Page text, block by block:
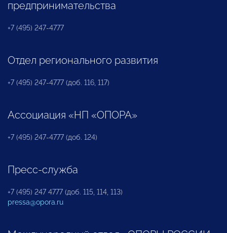
предпринимательства
+7 (495) 247-4777
Отдел регионального развития
+7 (495) 247-4777 (доб. 116, 117)
Ассоциация «НП «ОПОРА»
+7 (495) 247-4777 (доб. 124)
Пресс-служба
+7 (495) 247 4777 (доб. 115, 114, 113)
pressa@opora.ru